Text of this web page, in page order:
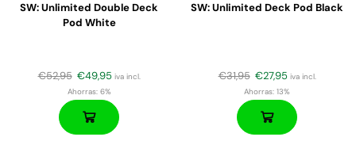
SW: Unlimited Double Deck
Pod White
€52,95 €49,95 iva incl.
Ahorras:6%
SW: Unlimited Deck Pod Black
€31,95 €27,95 iva incl.
Ahorras: 13%